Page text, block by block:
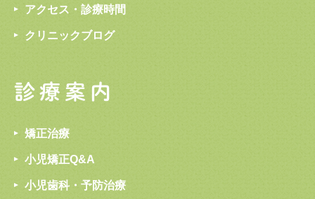
アクセス・診療時間
クリニックブログ
診療案内
矯正治療
小児矯正Q&A
小児歯科・予防治療